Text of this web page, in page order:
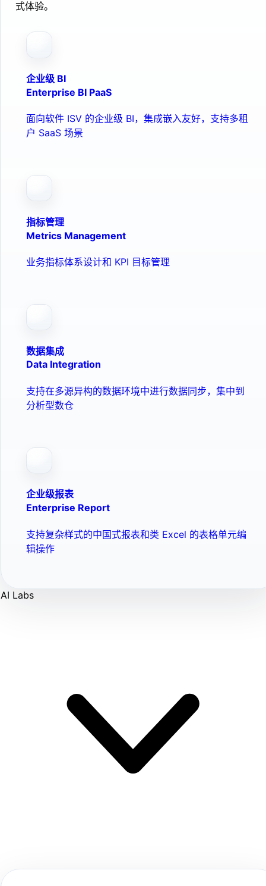
式体验。
企业级 BI
Enterprise BI PaaS
面向软件 ISV 的企业级 BI，集成嵌入友好，支持多租
户 SaaS 场景
指标管理
Metrics Management
业务指标体系设计和 KPI 目标管理
数据集成
Data Integration
支持在多源异构的数据环境中进行数据同步，集中到
分析型数仓
企业级报表
Enterprise Report
支持复杂样式的中国式报表和类 Excel 的表格单元编
辑操作
AI Labs